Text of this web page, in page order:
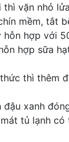
thì vặn nhỏ
mềm, tắt
hỗn hợp với
hợp sữa
thì thêm
đậu xanh
tủ lạnh